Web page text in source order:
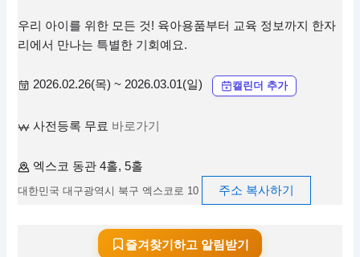
우리 아이를 위한 모든 것! 육아용품부터 교육 정보까지 한자
리에서 만나는 특별한 기회예요.
2026.02.26(목) ~ 2026.03.01(일) 캘린더 추가
사전등록 무료 바로가기
엑스코 동관 4홀, 5홀
대한민국 대구광역시 북구 엑스코로 10 주소 복사하기
즐겨찾기하고 알림받기